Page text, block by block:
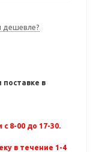
дешевле?
в
8-00 до 17-30.
в течение 1-4